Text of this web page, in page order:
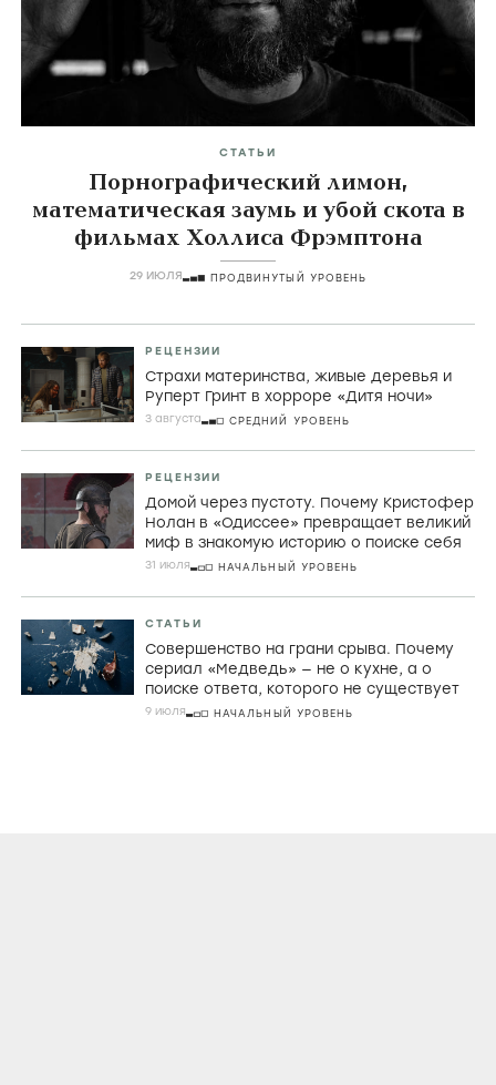
СТАТЬИ
Порнографический лимон,
математическая заумь и убой скота в
фильмах Холлиса Фрэмптона
29 ИЮЛЯ ПРОДВИНУТЫЙ УРОВЕНЬ
РЕЦЕНЗИИ
Страхи материнства, живые деревья и
Руперт Гринт в хорроре «Дитя ночи»
3 августа СРЕДНИЙ УРОВЕНЬ
РЕЦЕНЗИИ
Домой через пустоту. Почему Кристофер
Нолан в «Одиссее» превращает великий
миф в знакомую историю о поиске себя
31 июля НАЧАЛЬНЫЙ УРОВЕНЬ
СТАТЬИ
Совершенство на грани срыва. Почему
сериал «Медведь» — не о кухне, а о
поиске ответа, которого не существует
9 июля НАЧАЛЬНЫЙ УРОВЕНЬ